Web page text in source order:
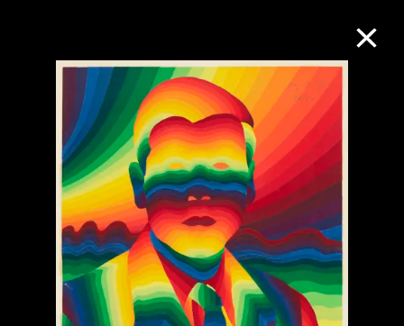
M+藏品
进一步筛选 搜索
关于M+藏品